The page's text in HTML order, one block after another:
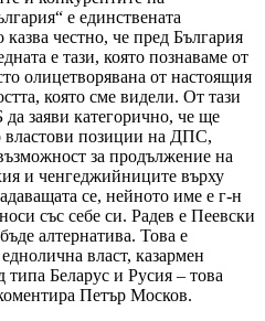
е единствената
честно, че пред България
е тази, която познаваме от
олицетворявана от настоящия
която сме видели. От тази
да заяви категорично, че ще
властови позиции на ДПС,
за продължение на
и ченгеджийниците върху
се, нейното име е г-н
със себе си. Радев е Пеевски
алтернатива. Това е
власт, казармен
Беларус и Русия – това
Петър Москов.